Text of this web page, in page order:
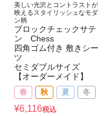
美しい光沢とコントラストが
映えるスタイリッシュなモダ
ン柄
ブロックチェックサテ
ン Chess
四角ゴム付き 敷きシー
ツ
セミダブルサイズ
【オーダーメイド】
春 秋 夏 冬
¥6,116税込